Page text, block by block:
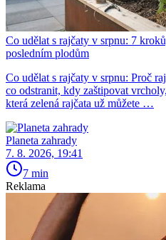
Co udělat s rajčaty v srpnu: 7
posledním plodům
Co udělat s rajčaty v srpnu: Proč
co odstranit, kdy zaštipovat
která zelená rajčata už můžete …
Planeta zahrady
7. 8. 2026, 19:41
7 min
Reklama